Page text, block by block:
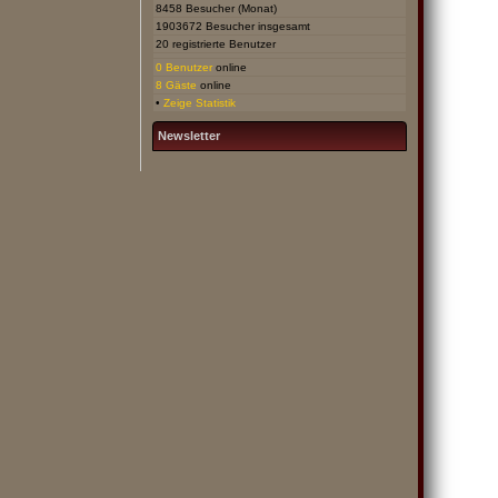
8458 Besucher (Monat)
1903672 Besucher insgesamt
20 registrierte Benutzer
0 Benutzer online
8 Gäste online
• Zeige Statistik
Newsletter